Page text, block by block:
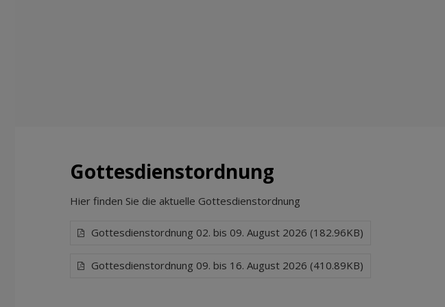
Gottesdienstordnung
Hier finden Sie die aktuelle Gottesdienstordnung
Gottesdienstordnung 02. bis 09. August 2026 (182.96KB)
Gottesdienstordnung 09. bis 16. August 2026 (410.89KB)